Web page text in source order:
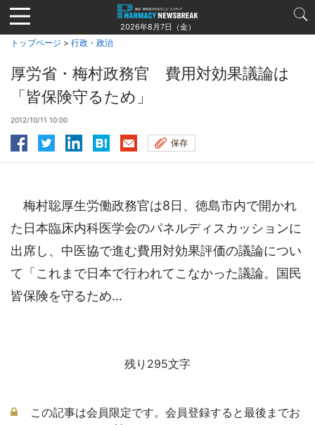
Jump
to
navigation
2026年8月7日（金）
トップページ > 行政・政治
厚労省・梅村政務官 費用対効果議論は
「皆保険守るため」
2012/10/11 10:00
保存
梅村聡厚生労働政務官は8日、徳島市内で開かれ
た日本臨床内科医学会のパネルディスカッションに
出席し、中医協で進む費用対効果評価の議論につい
て「これまで日本で行われてこなかった議論。国民
皆保険を守るため...
残り295文字
この記事は会員限定です。会員登録すると最後までお